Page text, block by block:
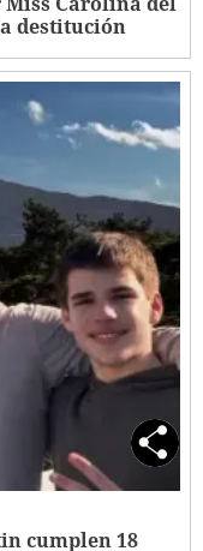
destitución
cumplen 18